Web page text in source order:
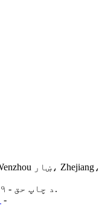
© د چاپ حق - ۲۰۱۹-۲۰۲۴: ټول حقونه خوندي دي.
-